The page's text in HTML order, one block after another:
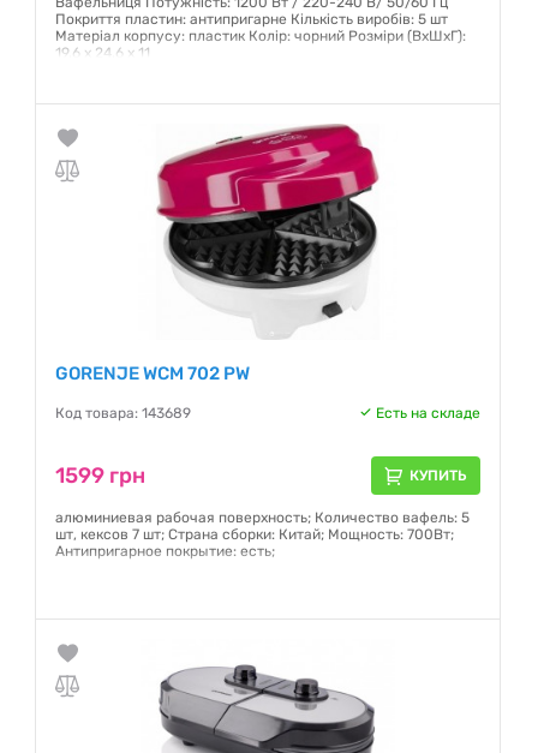
Покриття пластин: антипригарне Кількість виробів: 5 шт
Матеріал корпусу: пластик Колір: чорний Розміри (ВхШхГ):
19,6 x 24,6 x 11
GORENJE WCM 702 PW
Код товара: 143689 Есть на складе
1599 грн КУПИТЬ
алюминиевая рабочая поверхность; Количество вафель: 5
шт, кексов 7 шт; Страна сборки: Китай; Мощность: 700Вт;
Антипригарное покрытие: есть;